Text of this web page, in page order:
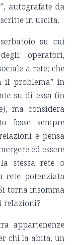
autografate da
in uscita.
su cui
operatori,
a rete; che
il problema” in
su di essa (in
ma considera
fosse sempre
e pensa
ed essere
stessa rete o
rete potenziata
torna insomma
relazioni?
appartenenze
chi la abita, un